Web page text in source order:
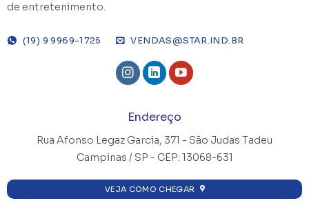
de entretenimento.
(19) 9 9969-1725 VENDAS@STAR.IND.BR
Endereço
Rua Afonso Legaz Garcia, 371 - São Judas Tadeu
Campinas / SP - CEP: 13068-631
VEJA COMO CHEGAR